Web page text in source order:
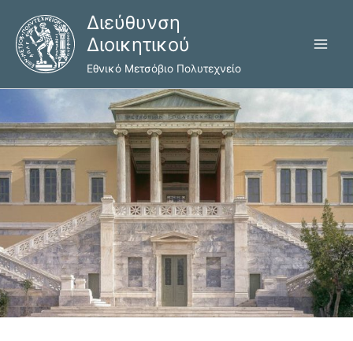
περιεχόμενο
Διεύθυνση
Διοικητικού
Εθνικό Μετσόβιο Πολυτεχνείο